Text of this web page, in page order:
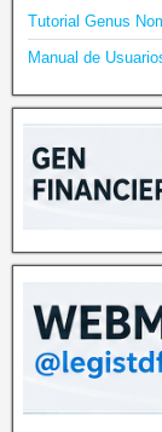
Tutorial Genus
Manual de